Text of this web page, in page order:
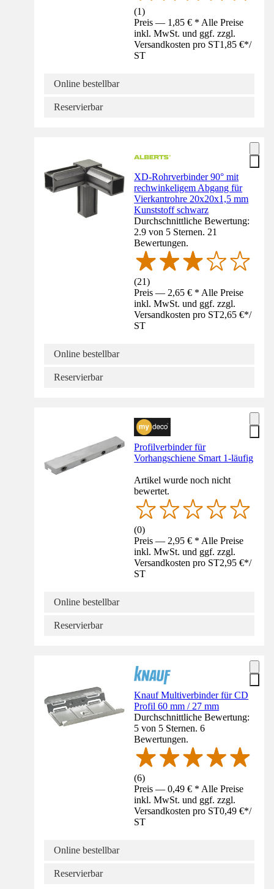
(1)
Preis — 1,85 € * Alle Preise
inkl. MwSt. und ggf. zzgl.
Versandkosten pro ST1,85 €*/
ST
Online bestellbar
Reservierbar
XD-Rohrverbinder 90° mit
rechwinkeligem Abgang für
Vierkantrohre 20x20x1,5 mm
Kunststoff schwarz
Durchschnittliche Bewertung:
2.9 von 5 Sternen. 21
Bewertungen.
(21)
Preis — 2,65 € * Alle Preise
inkl. MwSt. und ggf. zzgl.
Versandkosten pro ST2,65 €*/
ST
Online bestellbar
Reservierbar
Profilverbinder für
Vorhangschiene Smart 1-läufig
Artikel wurde noch nicht
bewertet.
(0)
Preis — 2,95 € * Alle Preise
inkl. MwSt. und ggf. zzgl.
Versandkosten pro ST2,95 €*/
ST
Online bestellbar
Reservierbar
Knauf Multiverbinder für CD
Profil 60 mm / 27 mm
Durchschnittliche Bewertung:
5 von 5 Sternen. 6
Bewertungen.
(6)
Preis — 0,49 € * Alle Preise
inkl. MwSt. und ggf. zzgl.
Versandkosten pro ST0,49 €*/
ST
Online bestellbar
Reservierbar